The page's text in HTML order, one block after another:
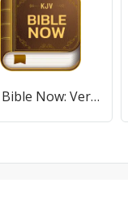
KJV Bible Now: Verse+Audio